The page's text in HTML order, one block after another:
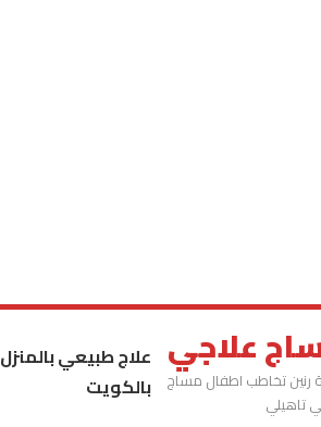
علاجي
رنين تخاطب اطفال مساج
تاهيلي
علاج طبيعي بالمنزل
بالكويت